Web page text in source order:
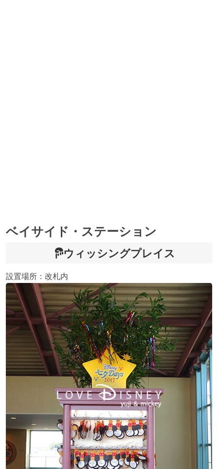
ベイサイド・ステーション
ウィッシングプレイス
設置場所：改札内